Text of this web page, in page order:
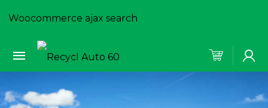
Woocommerce ajax search